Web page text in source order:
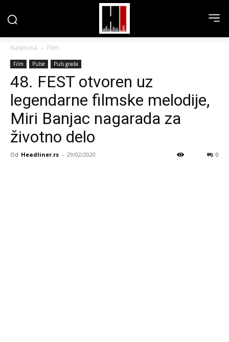
Naslovna Film
Film Pulse Puls grada
48. FEST otvoren uz
legendarne filmske melodije,
Miri Banjac nagarada za
životno delo
Od Headliner.rs - 29/02/2020 0